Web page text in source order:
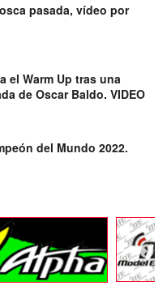
pasada, vídeo por
el Warm Up tras una
de Oscar Baldo. VIDEO
del Mundo 2022.